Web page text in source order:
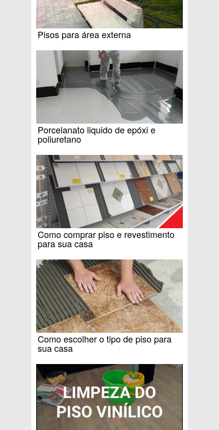
Pisos para área externa
Porcelanato liquido de epóxi e
poliuretano
Como comprar piso e revestimento
para sua casa
Como escolher o tipo de piso para
sua casa